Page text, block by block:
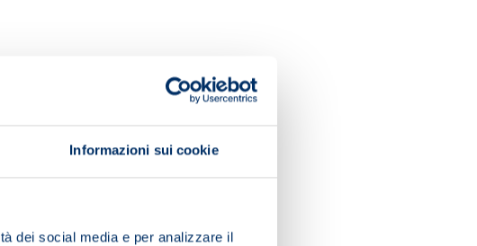
Informazioni sui cookie
dei social media e per analizzare il